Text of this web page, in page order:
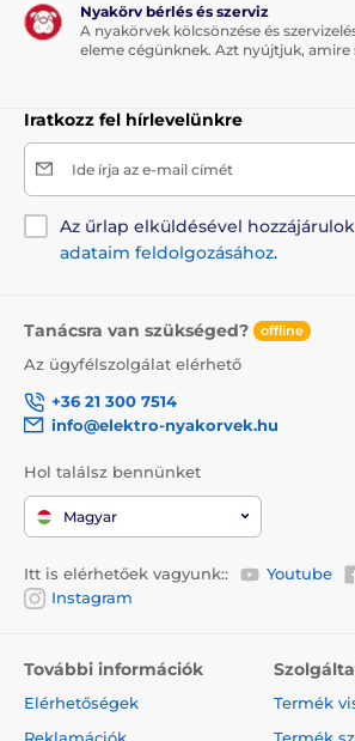
Nyakörv bérlés és szerviz
A nyakörvek kölcsönzése és
eleme cégünknek. Azt nyújtjuk, amire
Iratkozz fel hírlevelünkre
Ide írja az e-mail címét
Az űrlap elküldésével hozzájárulok
adataim feldolgozásához.
Tanácsra van szükséged? offline
Az ügyfélszolgálat elérhető
+36 21 300 7514
info@elektro-nyakorvek.hu
Hol találsz bennünket
Magyar
Itt is elérhetőek vagyunk:: Youtube
Instagram
További információk
Elérhetőségek
Termék